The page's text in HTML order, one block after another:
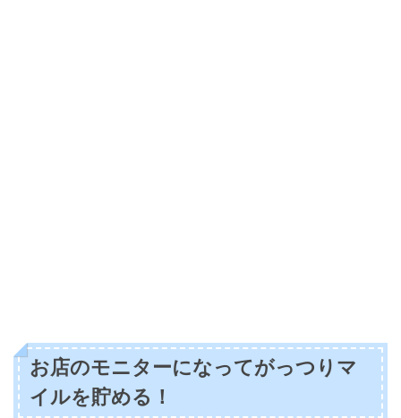
お店のモニターになってがっつりマ
イルを貯める！